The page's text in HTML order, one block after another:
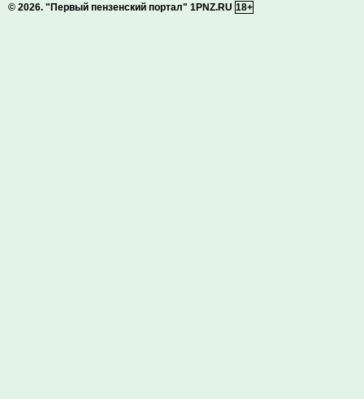
© 2026. "Первый пензенский портал" 1PNZ.RU 18+